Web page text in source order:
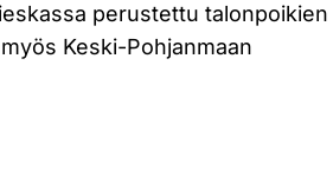
perustettu talonpoikien
Keski-Pohjanmaan